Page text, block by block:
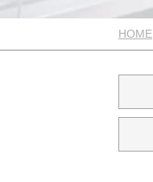
HOME